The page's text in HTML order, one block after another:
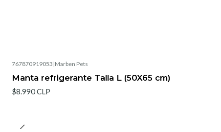
767870919053 |Marben Pets
Manta refrigerante Talla L (50X65 cm)
$8.990 CLP